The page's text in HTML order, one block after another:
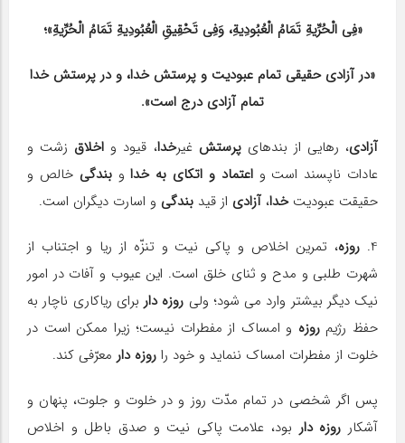
«فِی الْحُرِّیةِ تَمَامُ الْعُبُودِیةِ، وَفِی تَحْقِیقِ الْعُبُودِیةِ تَمَامُ الْحُرِّیةِ»؛
«در آزادی حقیقی تمام عبودیت و پرستش خدا، و در پرستش خدا
تمام آزادی درج است».
آزادی، رهایی از بندهایپرستش غیرخدا، قیود و اخلاق زشت و
عادات ناپسند است واعتماد و اتكای به خداوبندگی خالص و
حقیقت عبودیتخدا،آزادی از قید بندگی و اسارت دیگران است.
4. روزه، تمرین اخلاص و پاكی نیت و تنزّه از ریا و اجتناب از
شهرت طلبی و مدح و ثنای خلق است. این عیوب و آفات در امور
نیك دیگر بیشتر وارد می شود؛ ولی روزه دار برای ریاكاری ناچار به
حفظ رژیمروزه و امساك از مفطرات نیست؛ زیرا ممكن است در
خلوت از مفطرات امساك ننماید و خود را روزه دار معرّفی كند.
پس اگر شخصی در تمام مدّت روز و در خلوت و جلوت، پنهان و
آشكار روزه دار بود، علامت پاكی نیت و صدق باطل و اخلاص